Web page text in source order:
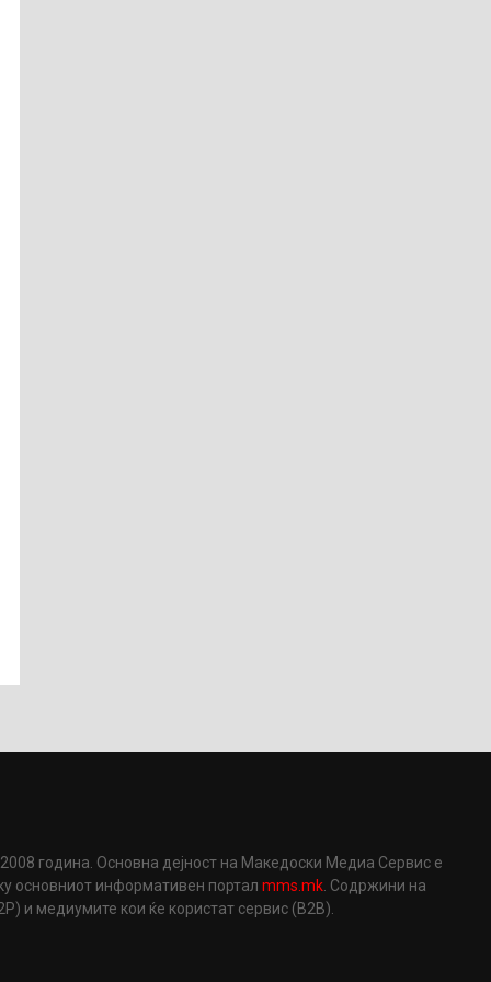
година. Основна дејност на Македоски Медиа Сервис е
основниот информативен порталmms.mk. Содржини на
и медиумите кои ќе користат сервис (B2B).